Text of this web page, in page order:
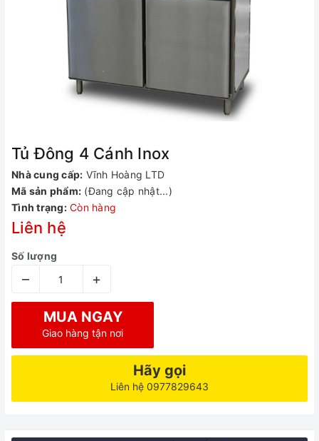
Tủ Đông 4 Cánh Inox
Nhà cung cấp: Vĩnh Hoàng LTD
Mã sản phẩm: (Đang cập nhật...)
Tình trạng: Còn hàng
Liên hệ
Số lượng
– +
MUA NGAY
Giao hàng tận nơi
Hãy gọi
Liên hệ 0977829643